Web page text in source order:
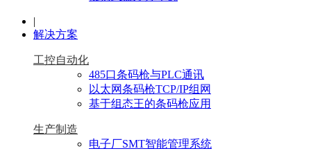
|
解决方案
工控自动化
485口条码枪与PLC通讯
以太网条码枪TCP/IP组网
基于组态王的条码枪应用
生产制造
电子厂SMT智能管理系统